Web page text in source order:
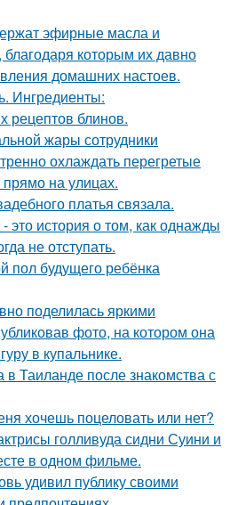
эфирные масла и
которым их давно
домашних настоев.
Ингредиенты:
рецептов блинов.
жары сотрудники
охлаждать перегретые
на улицах.
платья связала.
это история о том, как однажды
не отступать.
пол будущего ребёнка
поделилась яркими
фото, на котором она
в купальнике.
в Таиланде после знакомства с
хочешь поцеловать или нет?
голливуда сидни Суини и
в одном фильме.
удивил публику своими